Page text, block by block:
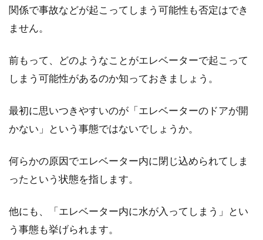
宅に！規格品もコスパ良し
ントとな...
住み替えで狙うはシャーメゾンの新
築物件！気になる内装は？
転勤や引っ越しで、家を住み替えることがあり
ますよね。そこで気になるのが積水ハウスブラ
関係で事故などが起こってしまう可能性も否定はでき
ません。
前もって、どのようなことがエレベーターで起こって
しまう可能性があるのか知っておきましょう。
最初に思いつきやすいのが「エレベーターのドアが開
かない」という事態ではないでしょうか。
何らかの原因でエレベーター内に閉じ込められてしま
ったという状態を指します。
他にも、「エレベーター内に水が入ってしまう」とい
う事態も挙げられます。